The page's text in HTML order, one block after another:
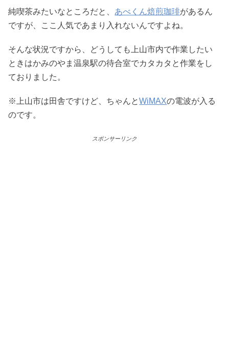
純喫茶みたいなところだと、 あべくん焙煎珈琲があるん
ですが、ここ人気であまり入れないんですよね。
そんな状況ですから、どうしても上山市内で作業したい
ときはかみのやま温泉駅の待合室でカタカタと作業をし
ておりました。
※上山市は田舎ですけど、ちゃんとWiMAXの電波が入る
のです。
スポンサーリンク